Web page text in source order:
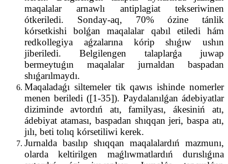
maqalalar arnawlı antiplagiat tekseriwinen
ótkeriledi. Sonday-aq, 70% ózine tánlik
kórsetkishi bolǵan maqalalar qabıl etiledi hám
redkollegiya aǵzalarına kórip shıǵıw ushın
jiberiledi. Belgilengen talaplarǵa juwap
bermeytuǵın maqalalar jurnaldan baspadan
shıǵarılmaydı.
Maqaladaǵı siltemeler tik qawıs ishinde nomerler
menen beriledi ([1-35]). Paydalanılǵan ádebiyatlar
diziminde avtordıń atı, familyası, ákesiniń atı,
ádebiyat ataması, baspadan shıqqan jeri, baspa atı,
jılı, beti tolıq kórsetiliwi kerek.
Jurnalda basılıp shıqqan maqalalardıń mazmunı,
olarda keltirilgen maǵlıwmatlardıń durıslıǵına